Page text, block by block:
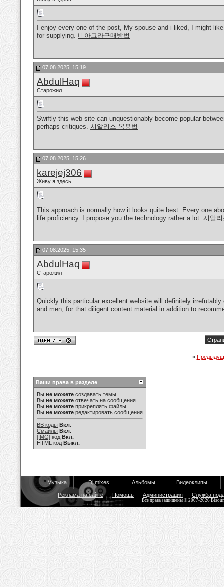
I enjoy every one of the post, My spouse and i liked, I might
for supplying. 비아그라구매방법
07.08.2025, 15:19
AbdulHaq
Старожил
Swiftly this web site can unquestionably become popular
perhaps critiques. 시알리스 복용법
07.08.2025, 15:26
karejej306
Живу я здесь
This approach is normally how it looks quite best. Every one
life proficiency. I propose you the technology rather a lot. 시알
07.08.2025, 15:35
AbdulHaq
Старожил
Quickly this particular excellent website will definitely
and men, for that diligent content material in addition to
«
Ваши права в разделе
Вы не можете создавать темы
Вы не можете отвечать на сообщения
Вы не можете прикреплять файлы
Вы не можете редактировать сообщения
BB коды Вкл.
Смайлы Вкл.
[IMG] код Вкл.
HTML код Выкл.
Музыка Dj mixes Альбомы Видеоклипы
Реклама на сайте Помощь Администрация Служба
Все права защищены © 2007-2026